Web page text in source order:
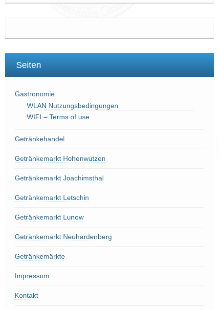
Seiten
Gastronomie
WLAN Nutzungsbedingungen
WIFI – Terms of use
Getränkehandel
Getränkemarkt Hohenwutzen
Getränkemarkt Joachimsthal
Getränkemarkt Letschin
Getränkemarkt Lunow
Getränkemarkt Neuhardenberg
Getränkemärkte
Impressum
Kontakt